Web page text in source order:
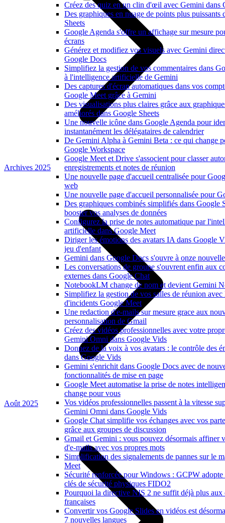
Créez des quiz en un clin d'œil avec Gemini dans
Des graphiques en nuage de points plus puissants
Sheets
Google Agenda s'offre un affichage sur mesure
écrans
Générez et modifiez vos visuels avec Gemini
Google Docs
Simplifiez la gestion de vos commentaires dans
à l'intelligence artificielle de Gemini
Des captures d'écran automatiques dans vos
Google Meet grâce à Gemini
Des visualisations plus claires grâce aux
améliorés dans Google Sheets
Une nouvelle icône dans Google Agenda pour
instantanément les délégataires de calendrier
De Gemini Alpha à Gemini Beta : ce qui change
Google Workspace
Google Meet et Drive s'associent pour classer
enregistrements et notes de réunion
Une nouvelle page d'accueil centralisée pour
web
Une nouvelle page d'accueil personnalisée pour
Des graphiques combinés simplifiés dans Google
booster vos analyses de données
Configurez la prise de notes automatique par
artificielle dans Google Meet
Diriger les émotions des avatars IA dans Google
jeu d'enfant
Gemini dans Google Docs s'ouvre à onze
Les conversations de groupe s'ouvrent enfin aux
externes dans Google Chat
NotebookLM change de nom et devient Gemini
Simplifiez la gestion de vos salles de réunion avec
d'incidents Google Meet
Une redaction d'e-mails sur mesure grace aux
personnalisation de Gmail
Créez des vidéos professionnelles avec votre
Gemini Omni dans Google Vids
Donnez de la voix à vos avatars : le contrôle des
dans Google Vids
Gemini s'enrichit dans Google Docs avec de
fonctionnalités de mise en page
Google Meet automatise la prise de notes
change pour vous
Vos vidéos professionnelles passent à la vitesse
Gemini Omni dans Google Vids
Google Chat simplifie vos échanges avec vos
grâce aux groupes de discussion
Gmail et Gemini : vous pouvez désormais affiner
d'e-mails avec vos propres mots
Simplification des signalements de pannes sur le
Meet
Sécurité renforcée pour Windows : GCPW adopte
clés de sécurité physiques FIDO2
Pourquoi la directive NIS 2 ne suffit déjà plus aux
françaises
Convertir vos Google Slides en vidéos est
7 nouvelles langues
Archives 2025
Août 2025